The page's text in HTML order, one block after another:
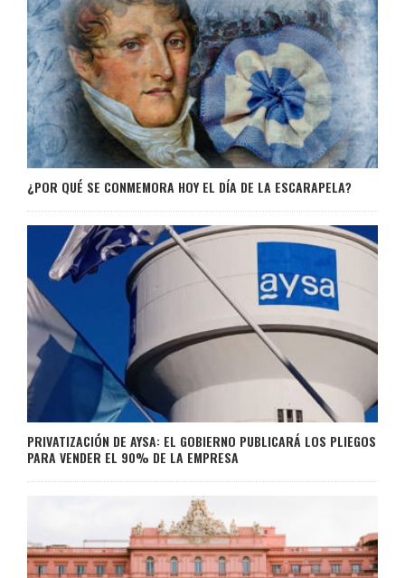
¿POR QUÉ SE CONMEMORA HOY EL DÍA DE LA ESCARAPELA?
PRIVATIZACIÓN DE AYSA: EL GOBIERNO PUBLICARÁ LOS PLIEGOS
PARA VENDER EL 90% DE LA EMPRESA